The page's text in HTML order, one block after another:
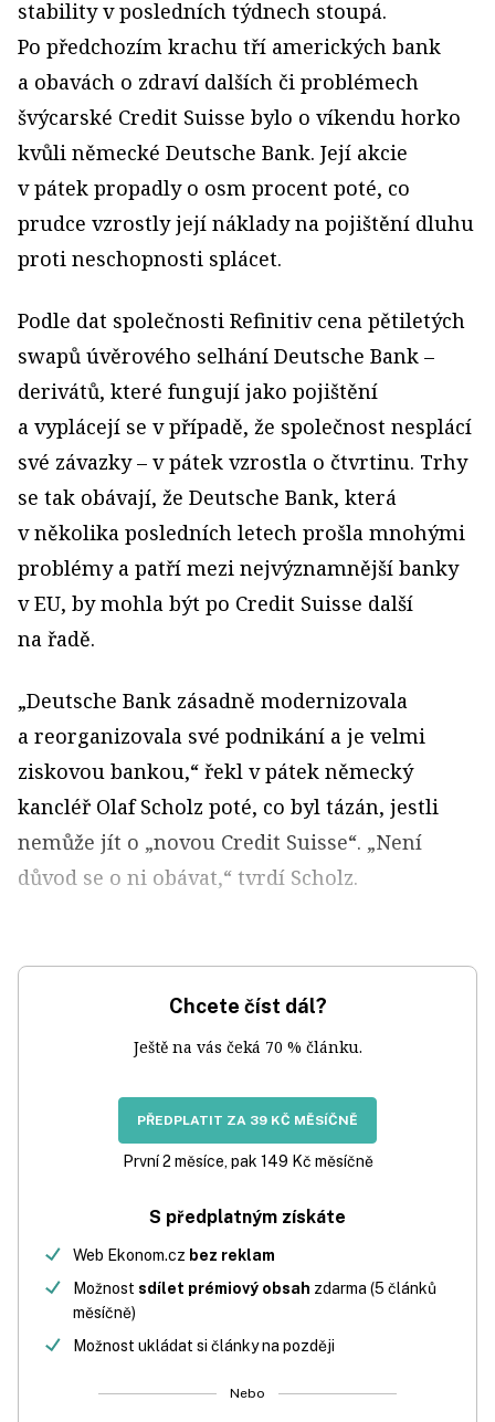
stability v posledních týdnech stoupá.
Po předchozím krachu tří amerických bank
a obavách o zdraví dalších či problémech
švýcarské Credit Suisse bylo o víkendu horko
kvůli německé Deutsche Bank. Její akcie
v pátek propadly o osm procent poté, co
prudce vzrostly její náklady na pojištění dluhu
proti neschopnosti splácet.
Podle dat společnosti Refinitiv cena pětiletých
swapů úvěrového selhání Deutsche Bank –
derivátů, které fungují jako pojištění
a vyplácejí se v případě, že společnost nesplácí
své závazky – v pátek vzrostla o čtvrtinu. Trhy
se tak obávají, že Deutsche Bank, která
v několika posledních letech prošla mnohými
problémy a patří mezi nejvýznamnější banky
v EU, by mohla být po Credit Suisse další
na řadě.
„Deutsche Bank zásadně modernizovala
a reorganizovala své podnikání a je velmi
ziskovou bankou,“ řekl v pátek německý
kancléř Olaf Scholz poté, co byl tázán, jestli
nemůže jít o „novou Credit Suisse“. „Není
důvod se o ni obávat,“ tvrdí Scholz.
Chcete číst dál?
Ještě na vás čeká 70 % článku.
PŘEDPLATIT ZA 39 KČ MĚSÍČNĚ
První 2 měsíce, pak 149 Kč měsíčně
S předplatným získáte
Web Ekonom.cz bez reklam
Možnost sdílet prémiový obsah zdarma (5 článků
měsíčně)
Možnost ukládat si články na později
Nebo